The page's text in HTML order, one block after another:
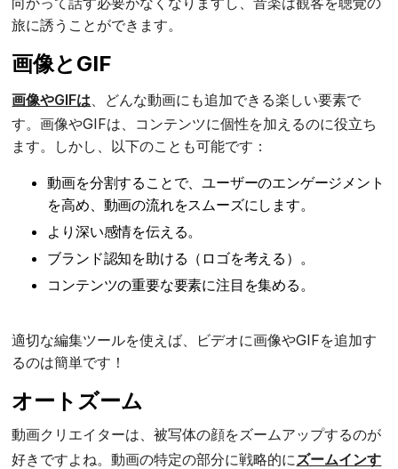
旅に誘うことができます。
画像とGIF
画像やGIFは 、どんな動画にも追加できる楽しい要素で
す。画像やGIFは、コンテンツに個性を加えるのに役立ち
ます。しかし、以下のことも可能です：
動画を分割することで、ユーザーのエンゲージメント
を高め、動画の流れをスムーズにします。
より深い感情を伝える。
ブランド認知を助ける（ロゴを考える）。
コンテンツの重要な要素に注目を集める。
適切な編集ツールを使えば、ビデオに画像やGIFを追加す
るのは簡単です！
オートズーム
動画クリエイターは、被写体の顔をズームアップするのが
好きですよね。動画の特定の部分に戦略的に ズームインす